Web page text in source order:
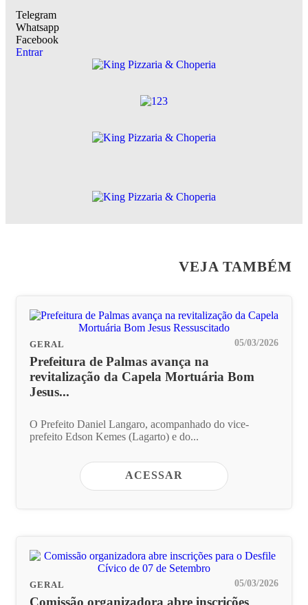
Telegram
Whatsapp
Facebook
Entrar
VEJA TAMBÉM
GERAL 05/03/2026
Prefeitura de Palmas avança na
revitalização da Capela Mortuária Bom
Jesus...
O Prefeito Daniel Langaro, acompanhado do vice-
prefeito Edson Kemes (Lagarto) e do...
ACESSAR
GERAL 05/03/2026
Comissão organizadora abre inscrições